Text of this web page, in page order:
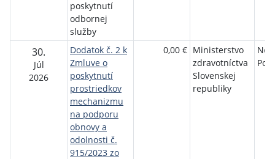
poskytnutí
odbornej
služby
30.
Júl
2026
Dodatok č. 2 k
Zmluve o
poskytnutí
prostriedkov
mechanizmu
na podporu
obnovy a
odolnosti č.
915/2023 zo
0,00 € Ministerstvo
zdravotníctva
Slovenskej
republiky